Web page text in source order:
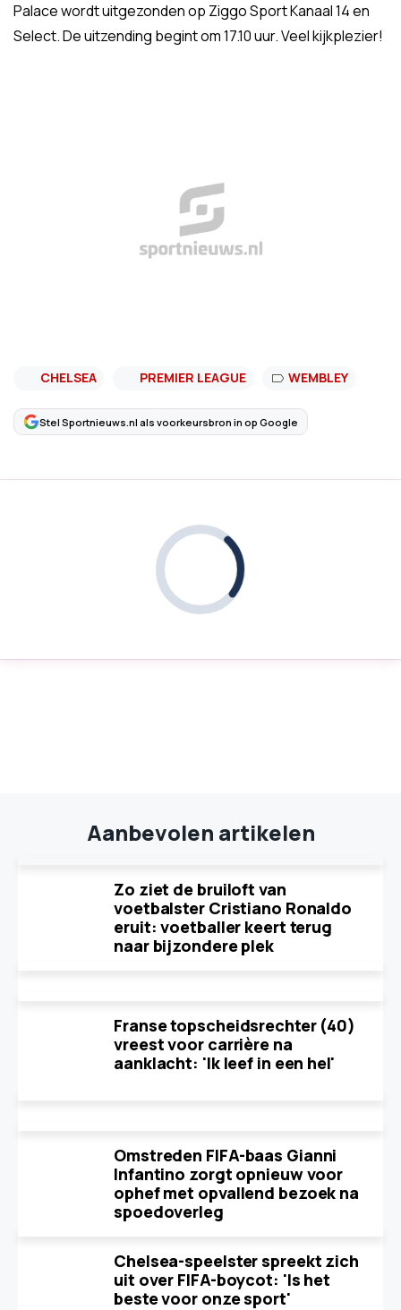
Palace wordt uitgezonden op Ziggo Sport Kanaal 14 en
Select. De uitzending begint om 17.10 uur. Veel kijkplezier!
CHELSEA PREMIER LEAGUE WEMBLEY
Stel Sportnieuws.nl als voorkeursbron in op Google
Aanbevolen artikelen
Zo ziet de bruiloft van
voetbalster Cristiano Ronaldo
eruit: voetballer keert terug
naar bijzondere plek
Franse topscheidsrechter (40)
vreest voor carrière na
aanklacht: 'Ik leef in een hel'
Omstreden FIFA-baas Gianni
Infantino zorgt opnieuw voor
ophef met opvallend bezoek na
spoedoverleg
Chelsea-speelster spreekt zich
uit over FIFA-boycot: 'Is het
beste voor onze sport'